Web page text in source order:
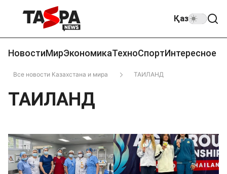
Қаз
НовостиМирЭкономикаТехноСпортИнтересное
Все новости Казахстана и мира ТАИЛАНД
ТАИЛАНД